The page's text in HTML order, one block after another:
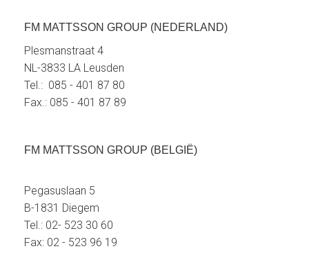
FM MATTSSON GROUP (NEDERLAND)
Plesmanstraat 4
NL-3833 LA Leusden
Tel.: 085 - 401 87 80
Fax.: 085 - 401 87 89
FM MATTSSON GROUP (BELGIË)
Pegasuslaan 5
B-1831 Diegem
Tel.: 02- 523 30 60
Fax: 02 - 523 96 19